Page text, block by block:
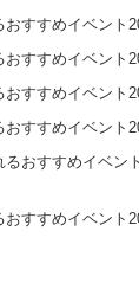
すすめイベント
すすめイベント
すすめイベント
すすめイベント
おすすめイベン
すすめイベント